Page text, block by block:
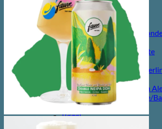
Forside
Shop
Kategorier
Lager/Pilsner/Pale Ale/
Weissbier/Wit
Saison/Farmhouse/Grisette
IPA
Syrligt/Vildtgæret/Sour/
Mjød/Melomel/Braggot
Red Ale/Amber Ale/Brown
Strong Ale/Dark Ale/Triple/
Porter/Stouts/Quadrupel
Røgøl
Øl